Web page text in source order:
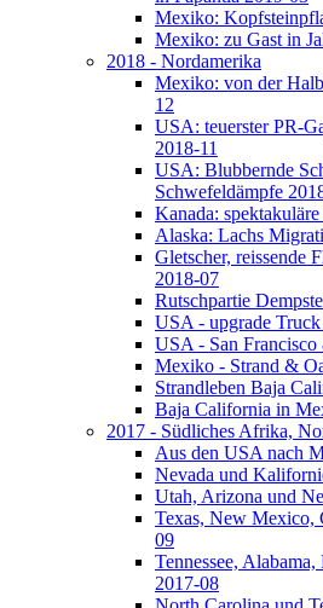
Mexiko:
Mexiko: zu Gast in
2018 - Nordamerika
Mexiko: von der
12
USA: teuerster PR-
2018-11
USA: Blubbernde
Schwefeldämpfe
Kanada:
Alaska: Lachs
Gletscher, reissende
2018-07
Rutschpartie
USA - upgrade
USA - San
Mexiko - Strand &
Strandleben Baja
Baja California in
2017 - Südliches Afrika,
Aus den USA nach
Nevada und
Utah, Arizona und
Texas, New Mexico,
09
Tennessee,
2017-08